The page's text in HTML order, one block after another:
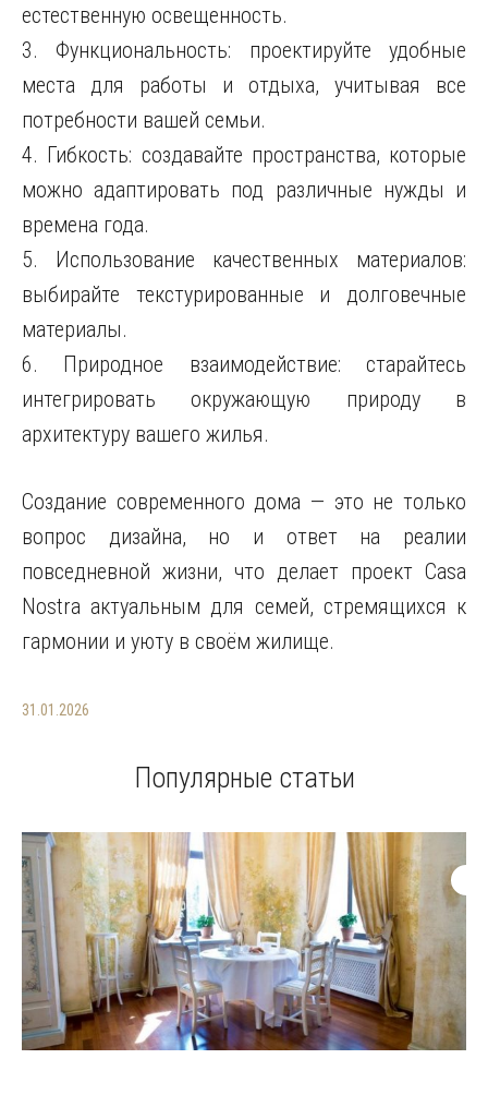
естественную освещенность.
3. Функциональность: проектируйте удобные
места для работы и отдыха, учитывая все
потребности вашей семьи.
4. Гибкость: создавайте пространства, которые
можно адаптировать под различные нужды и
времена года.
5. Использование качественных материалов:
выбирайте текстурированные и долговечные
материалы.
6. Природное взаимодействие: старайтесь
интегрировать окружающую природу в
архитектуру вашего жилья.
Создание современного дома — это не только
вопрос дизайна, но и ответ на реалии
повседневной жизни, что делает проект Casa
Nostra актуальным для семей, стремящихся к
гармонии и уюту в своём жилище.
31.01.2026
Популярные статьи